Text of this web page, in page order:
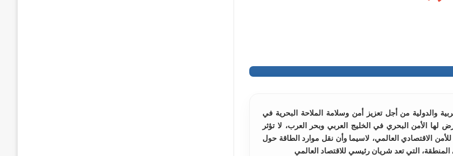
والدولية من أجل تعزيز أمن وسلامة الملاحة البحرية في
لها الأمن البحري في الخليج العربي وبحر العرب، لا تؤثر
الاقتصادي العالمي، لاسيما وأن نقل موارد الطاقة حول
التي تعد شريان رئيسي للاقتصاد العالمي